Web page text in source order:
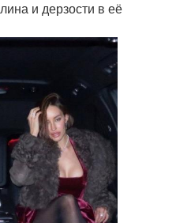
и дерзости в её